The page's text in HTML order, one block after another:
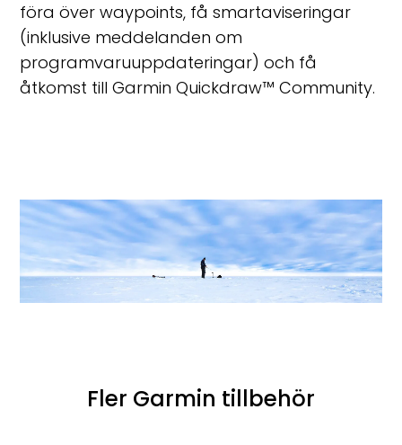
föra över waypoints, få smartaviseringar
(inklusive meddelanden om
programvaruuppdateringar) och få
åtkomst till Garmin Quickdraw™ Community.
Fler Garmin tillbehör